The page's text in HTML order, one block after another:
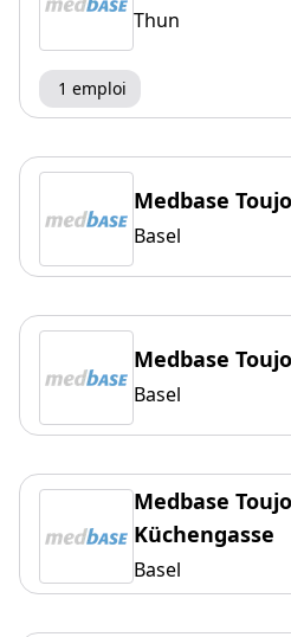
Thun
1 emploi
Medbase
Basel
Medbase
Basel
Medbase
Küchengasse
Basel